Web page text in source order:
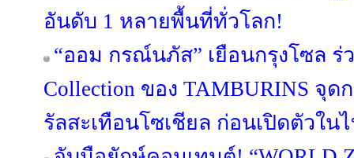
อันดับ 1 หลายพื้นที่ทั่วโลก!
“ออม กรณ์นภัส” เยือนกรุงโซล
Collection ของ TAMBURINS จุด
รัลสะเทือนโซเชียล ก่อนเปิดตัวใน